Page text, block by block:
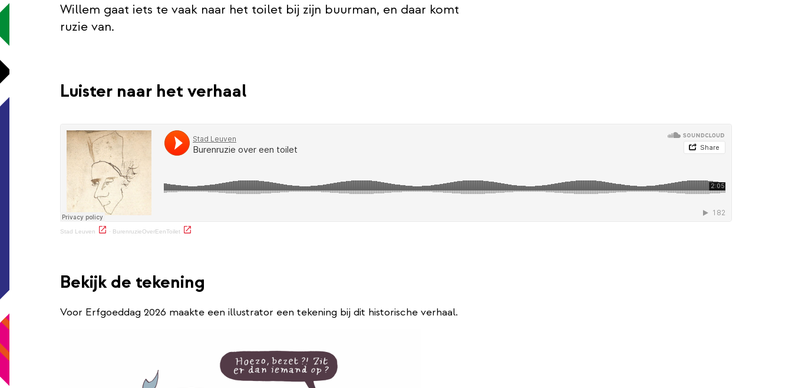
Willem gaat iets te vaak naar het toilet bij zijn buurman, en daar komt
ruzie van.
Luister naar het verhaal
Stad Leuven (externe link)
· BurenruzieOverEenToilet (externe link)
Bekijk de tekening
Voor Erfgoeddag 2026 maakte een illustrator een tekening bij dit historische verhaal.